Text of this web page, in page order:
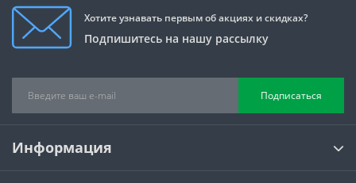
Хотите узнавать первым об акциях и скидках?
Подпишитесь на нашу рассылку
Подписаться
Информация